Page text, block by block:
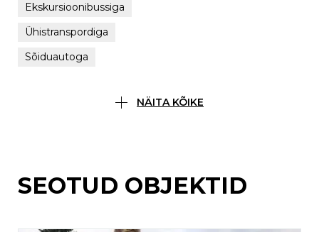
Ekskursioonibussiga
Ühistranspordiga
Sõiduautoga
NÄITA KÕIKE
SEOTUD OBJEKTID